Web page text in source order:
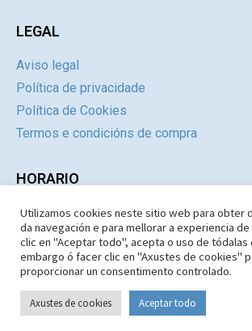
LEGAL
Aviso legal
Política de privacidade
Política de Cookies
Termos e condicións de compra
HORARIO
Día Mañás
Luns a Xoves
09:30 –
Venres e Sábados
09:30 –
Domingos e Festivos
09:30 – 14:30
Utilizamos cookies neste sitio web para obter
da navegación e para mellorar a experiencia
clic en "Aceptar todo", acepta o uso de tódalas
embargo ó facer clic en "Axustes de cookies"
proporcionar un consentimento controlado.
Axustes de cookies Aceptar todo